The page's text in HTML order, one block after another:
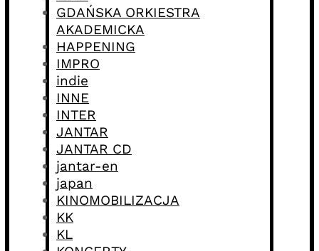
GDAŃSKA ORKIESTRA
AKADEMICKA
HAPPENING
IMPRO
indie
INNE
INTER
JANTAR
JANTAR CD
jantar-en
japan
KINOMOBILIZACJA
KK
KL